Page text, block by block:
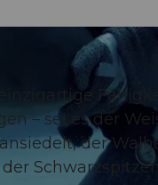
– sei es der
der